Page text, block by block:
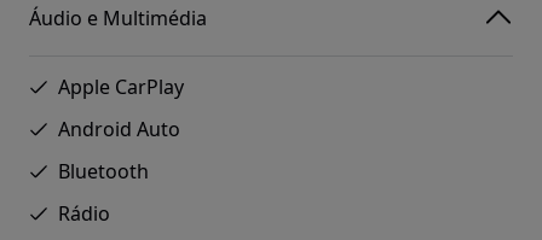
Áudio e Multimédia
Apple CarPlay
Android Auto
Bluetooth
Rádio